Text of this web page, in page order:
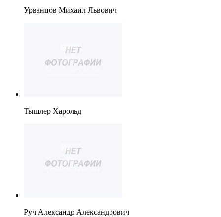
Урванцов Михаил Львович
Тышлер Харольд
Руч Александр Александрович